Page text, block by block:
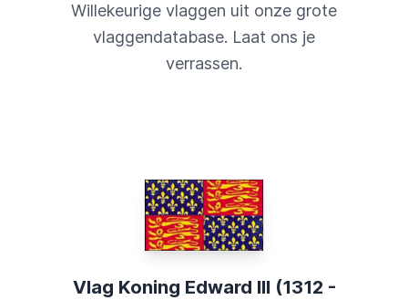
Willekeurige vlaggen uit onze grote
vlaggendatabase. Laat ons je
verrassen.
Vlag Koning Edward III (1312 -